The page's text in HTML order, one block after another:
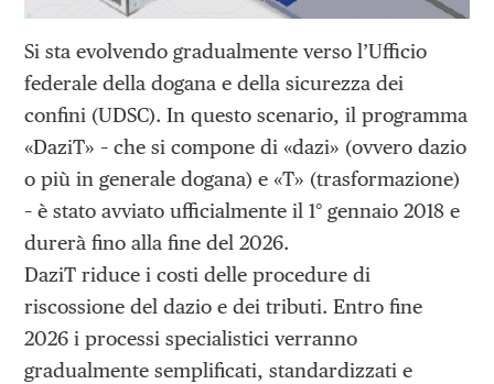
Si sta evolvendo gradualmente verso l’Ufficio
federale della dogana e della sicurezza dei
confini (UDSC). In questo scenario, il programma
«DaziT» – che si compone di «dazi» (ovvero dazio
o più in generale dogana) e «T» (trasformazione)
– è stato avviato ufficialmente il 1° gennaio 2018 e
durerà fino alla fine del 2026.
DaziT riduce i costi delle procedure di
riscossione del dazio e dei tributi. Entro fine
2026 i processi specialistici verranno
gradualmente semplificati, standardizzati e